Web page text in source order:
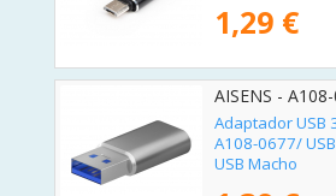
1,29 €
AISENS -
Adaptador USB
A108-0677/
USB Macho